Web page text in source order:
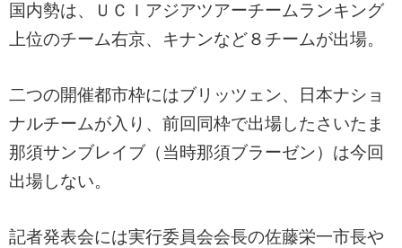
国内勢は、ＵＣＩアジアツアーチームランキング
上位のチーム右京、キナンなど８チームが出場。
二つの開催都市枠にはブリッツェン、日本ナショ
ナルチームが入り、前回同枠で出場したさいたま
那須サンブレイブ（当時那須ブラーゼン）は今回
出場しない。
記者発表会には実行委員会会長の佐藤栄一市長や